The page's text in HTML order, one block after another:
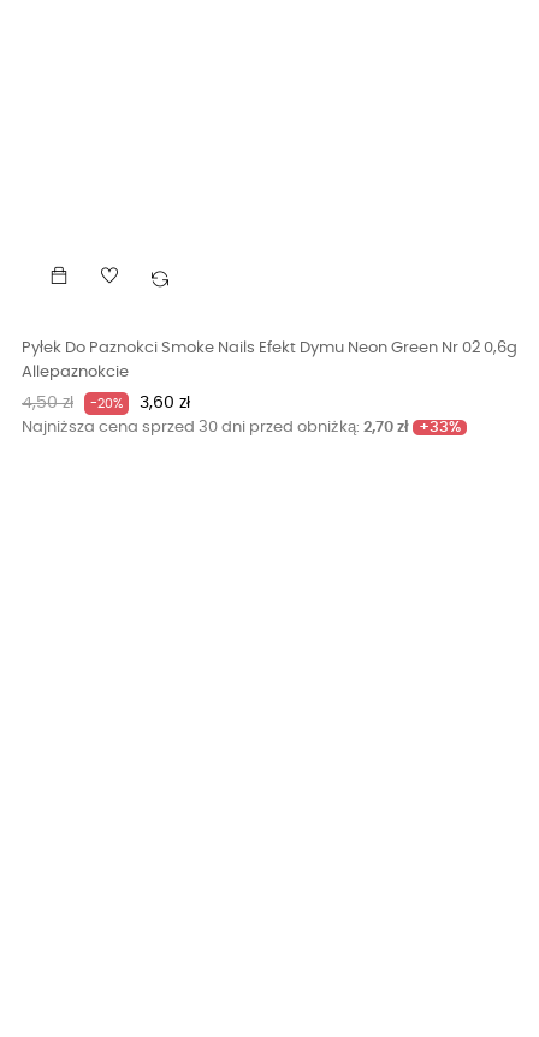
Pyłek Do Paznokci Smoke Nails Efekt Dymu Neon Green Nr 02 0,6g
Allepaznokcie
Cena
podstawowa
4,50 zł -20% Cena
3,60 zł
Najniższa cena sprzed 30 dni przed obniżką: 2,70 zł +33%